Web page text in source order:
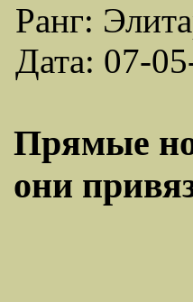
Ранг:
Дата: 07-
Прямые
они